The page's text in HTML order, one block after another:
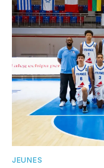
JEUNES